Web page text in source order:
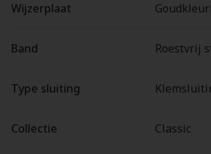
Wijzerplaat
Band Roestvrij
Type sluiting
Collectie Classic